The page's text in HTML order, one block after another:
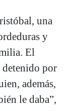
una
y
El
detenido por
además,
le daba”,